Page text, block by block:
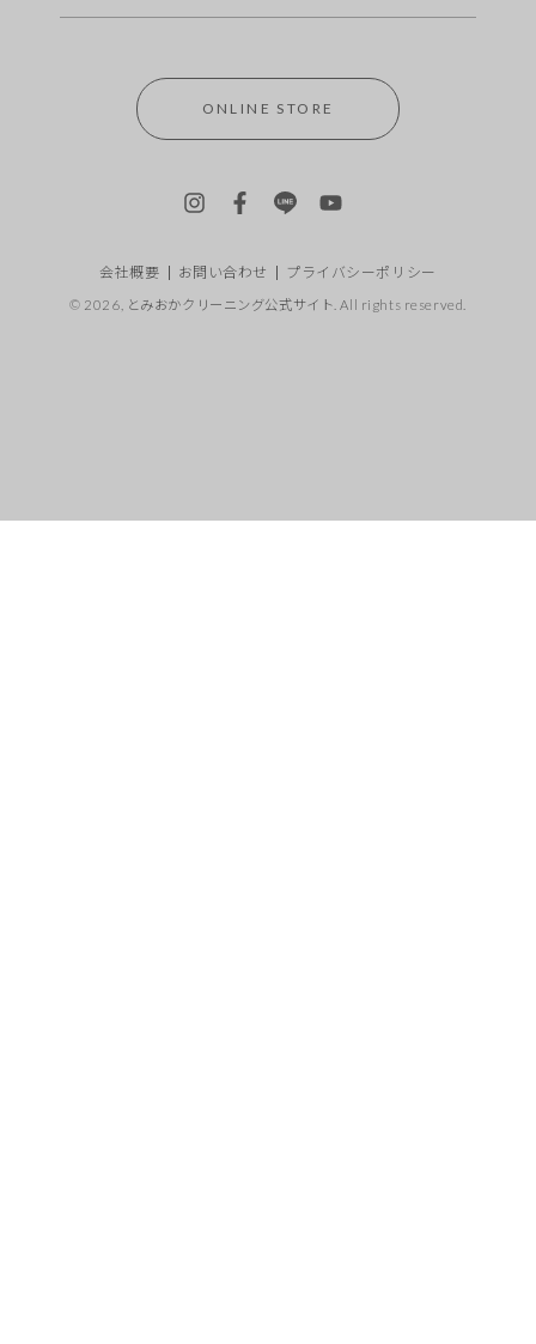
ONLINE STORE
InstagramFacebookLINE YouTube
会社概要 お問い合わせ プライバシーポリシー
© 2026, とみおかクリーニング公式サイト . All rights reserved.